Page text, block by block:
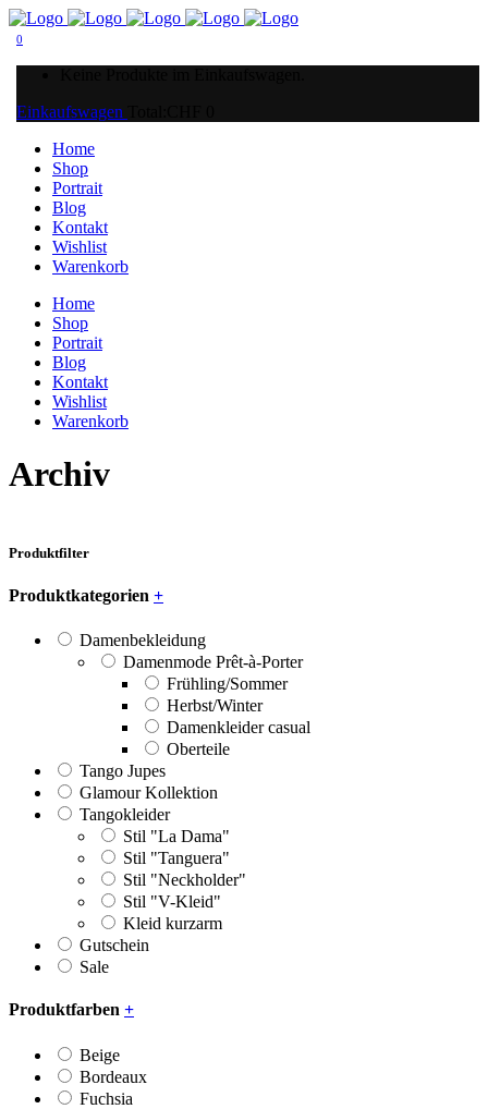
0
Einkaufswagen
Home
Shop
Portrait
Blog
Kontakt
Wishlist
Warenkorb
Home
Shop
Portrait
Blog
Kontakt
Wishlist
Warenkorb
Archiv
Produktfilter
Produktkategorien +
Damenbekleidung
Damenmode Prêt-à-Porter
Frühling/Sommer
Herbst/Winter
Damenkleider casual
Oberteile
Tango Jupes
Glamour Kollektion
Tangokleider
Stil "La Dama"
Stil "Tanguera"
Stil "Neckholder"
Stil "V-Kleid"
Kleid kurzarm
Gutschein
Sale
Produktfarben +
Beige
Bordeaux
Fuchsia